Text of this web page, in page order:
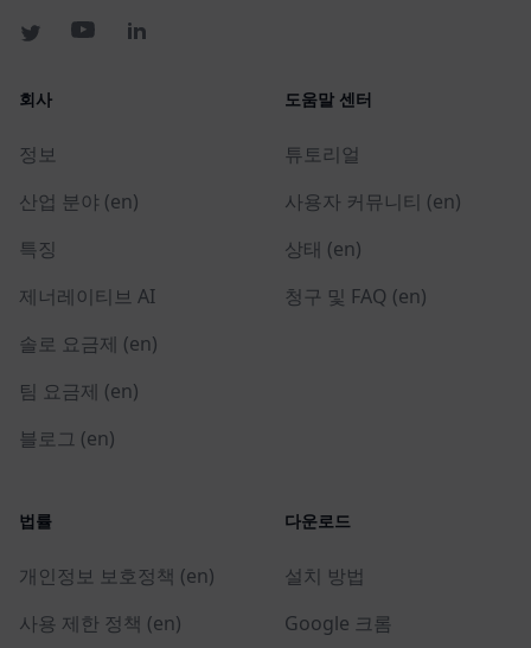
회사
정보
산업 분야 (en)
특징
제너레이티브 AI
솔로 요금제 (en)
팀 요금제 (en)
블로그 (en)
도움말 센터
튜토리얼
사용자 커뮤니티 (en)
상태 (en)
청구 및 FAQ (en)
법률
개인정보 보호정책 (en)
사용 제한 정책 (en)
다운로드
설치 방법
Google 크롬